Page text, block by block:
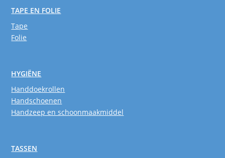
TAPE EN FOLIE
Tape
Folie
HYGIËNE
Handdoekrollen
Handschoenen
Handzeep en schoonmaakmiddel
TASSEN